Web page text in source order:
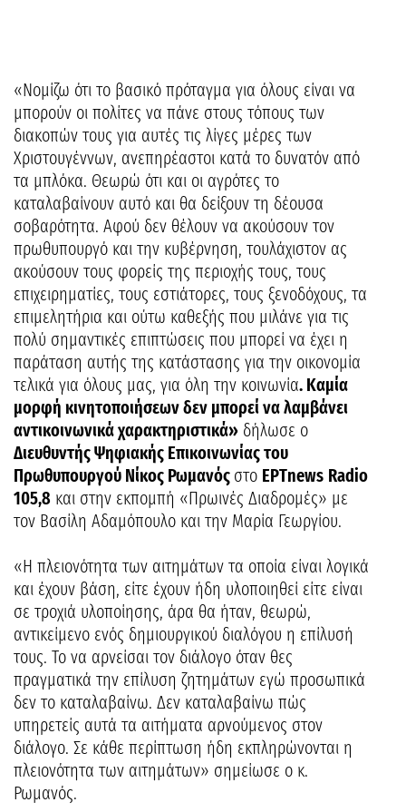
«Νομίζω ότι το βασικό πρόταγμα για όλους είναι να
μπορούν οι πολίτες να πάνε στους τόπους των
διακοπών τους για αυτές τις λίγες μέρες των
Χριστουγέννων, ανεπηρέαστοι κατά το δυνατόν από
τα μπλόκα. Θεωρώ ότι και οι αγρότες το
καταλαβαίνουν αυτό και θα δείξουν τη δέουσα
σοβαρότητα. Αφού δεν θέλουν να ακούσουν τον
πρωθυπουργό και την κυβέρνηση, τουλάχιστον ας
ακούσουν τους φορείς της περιοχής τους, τους
επιχειρηματίες, τους εστιάτορες, τους ξενοδόχους, τα
επιμελητήρια και ούτω καθεξής που μιλάνε για τις
πολύ σημαντικές επιπτώσεις που μπορεί να έχει η
παράταση αυτής της κατάστασης για την οικονομία
τελικά για όλους μας, για όλη την κοινωνία. Καμία
μορφή κινητοποιήσεων δεν μπορεί να λαμβάνει
αντικοινωνικά χαρακτηριστικά» δήλωσε ο
Διευθυντής Ψηφιακής Επικοινωνίας του
Πρωθυπουργού Νίκος Ρωμανός στο ΕΡΤnews Radio
105,8 και στην εκπομπή «Πρωινές Διαδρομές» με
τον Βασίλη Αδαμόπουλο και την Μαρία Γεωργίου.
«Η πλειονότητα των αιτημάτων τα οποία είναι λογικά
και έχουν βάση, είτε έχουν ήδη υλοποιηθεί είτε είναι
σε τροχιά υλοποίησης, άρα θα ήταν, θεωρώ,
αντικείμενο ενός δημιουργικού διαλόγου η επίλυσή
τους. Το να αρνείσαι τον διάλογο όταν θες
πραγματικά την επίλυση ζητημάτων εγώ προσωπικά
δεν το καταλαβαίνω. Δεν καταλαβαίνω πώς
υπηρετείς αυτά τα αιτήματα αρνούμενος στον
διάλογο. Σε κάθε περίπτωση ήδη εκπληρώνονται η
πλειονότητα των αιτημάτων» σημείωσε ο κ.
Ρωμανός.